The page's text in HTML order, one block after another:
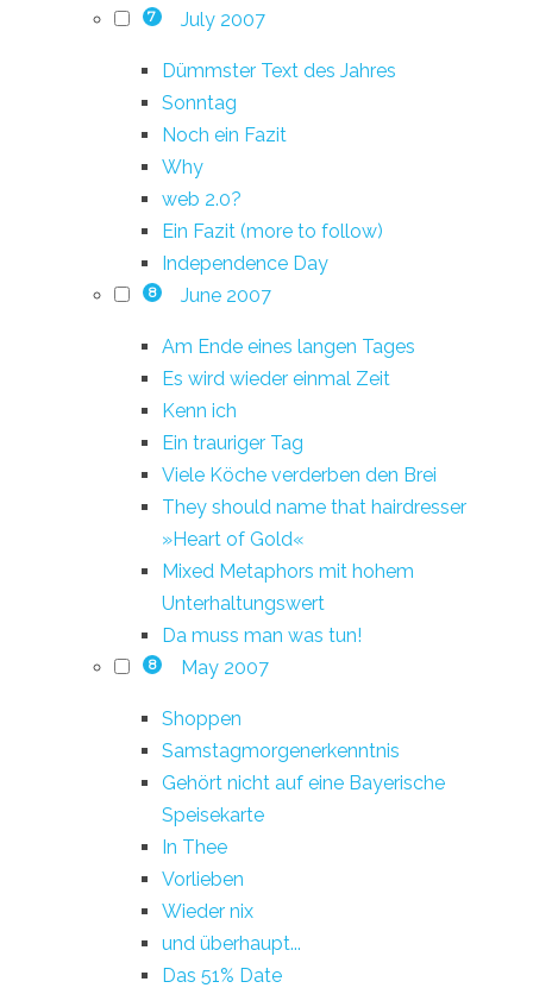
7 July 2007
Dümmster Text des Jahres
Sonntag
Noch ein Fazit
Why
web 2.0?
Ein Fazit (more to follow)
Independence Day
8 June 2007
Am Ende eines langen Tages
Es wird wieder einmal Zeit
Kenn ich
Ein trauriger Tag
Viele Köche verderben den Brei
They should name that hairdresser
»Heart of Gold«
Mixed Metaphors mit hohem
Unterhaltungswert
Da muss man was tun!
8 May 2007
Shoppen
Samstagmorgenerkenntnis
Gehört nicht auf eine Bayerische
Speisekarte
In Thee
Vorlieben
Wieder nix
und überhaupt...
Das 51% Date